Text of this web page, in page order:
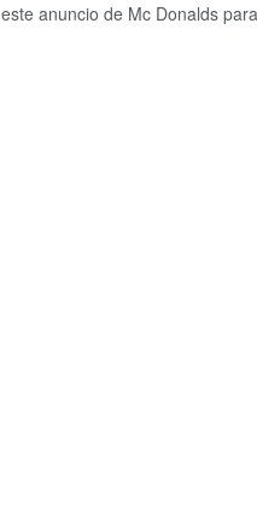
este anuncio de Mc Donalds